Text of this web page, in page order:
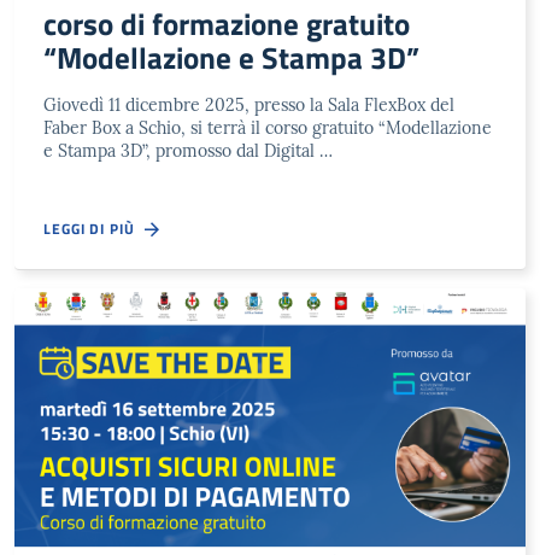
corso di formazione gratuito
“Modellazione e Stampa 3D”
Giovedì 11 dicembre 2025, presso la Sala FlexBox del
Faber Box a Schio, si terrà il corso gratuito “Modellazione
e Stampa 3D”, promosso dal Digital …
LEGGI DI PIÙ